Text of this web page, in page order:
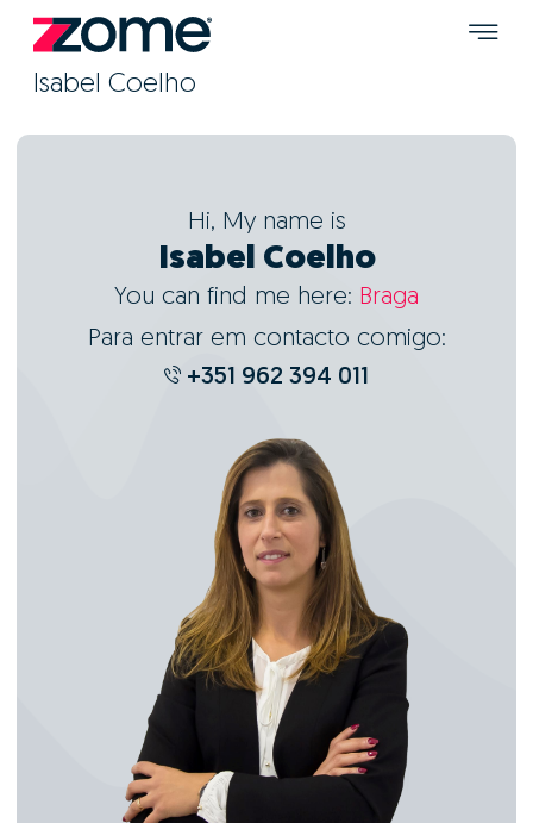
Isabel Coelho
Hi, My name is
Isabel Coelho
You can find me here: Braga
Para entrar em contacto comigo:
+351 962 394 011